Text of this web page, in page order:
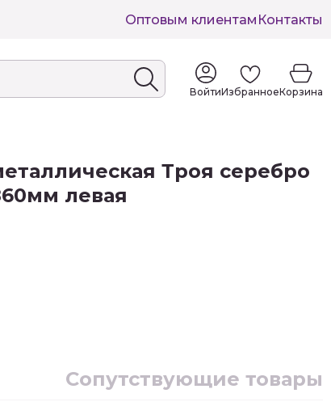
Оптовым клиентам Контакты
ВойтиИзбранноеКорзина
Троя серебро
левая
Сопутствующие товары